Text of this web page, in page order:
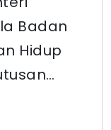
Badan
Hidup